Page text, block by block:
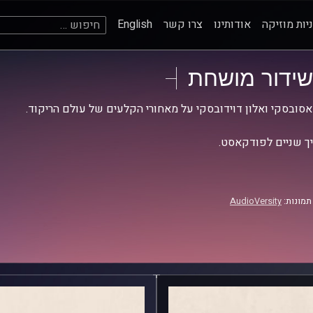
מוזיקה אודותינו צרו קשר English חיפוש:
שידור מושחת
ואלון דוידובסקי על מאחורי הקלעים של עולם הריקוד.
שניים לפודקאסט.
AudioVersity